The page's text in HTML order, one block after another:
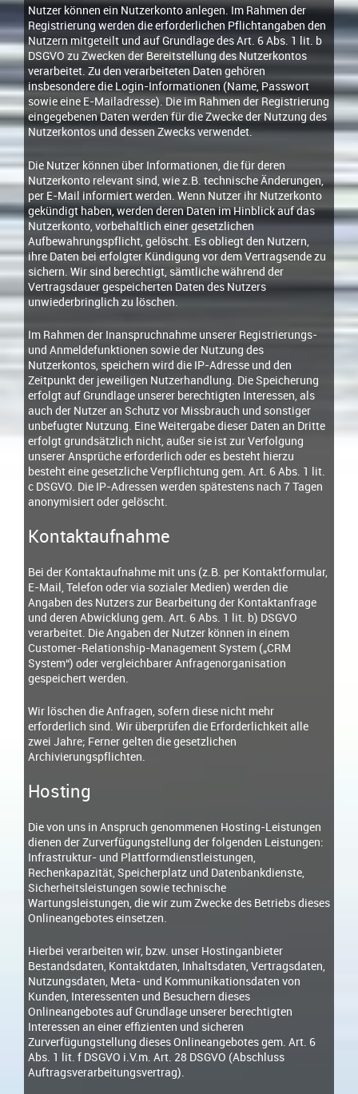
Nutzer können ein Nutzerkonto anlegen. Im Rahmen der
Registrierung werden die erforderlichen Pflichtangaben den
Nutzern mitgeteilt und auf Grundlage des Art. 6 Abs. 1 lit. b
DSGVO zu Zwecken der Bereitstellung des Nutzerkontos
verarbeitet. Zu den verarbeiteten Daten gehören
insbesondere die Login-Informationen (Name, Passwort
sowie eine E-Mailadresse). Die im Rahmen der Registrierung
eingegebenen Daten werden für die Zwecke der Nutzung des
Nutzerkontos und dessen Zwecks verwendet.
Die Nutzer können über Informationen, die für deren
Nutzerkonto relevant sind, wie z.B. technische Änderungen,
per E-Mail informiert werden. Wenn Nutzer ihr Nutzerkonto
gekündigt haben, werden deren Daten im Hinblick auf das
Nutzerkonto, vorbehaltlich einer gesetzlichen
Aufbewahrungspflicht, gelöscht. Es obliegt den Nutzern,
ihre Daten bei erfolgter Kündigung vor dem Vertragsende zu
sichern. Wir sind berechtigt, sämtliche während der
Vertragsdauer gespeicherten Daten des Nutzers
unwiederbringlich zu löschen.
Im Rahmen der Inanspruchnahme unserer Registrierungs-
und Anmeldefunktionen sowie der Nutzung des
Nutzerkontos, speichern wird die IP-Adresse und den
Zeitpunkt der jeweiligen Nutzerhandlung. Die Speicherung
erfolgt auf Grundlage unserer berechtigten Interessen, als
auch der Nutzer an Schutz vor Missbrauch und sonstiger
unbefugter Nutzung. Eine Weitergabe dieser Daten an Dritte
erfolgt grundsätzlich nicht, außer sie ist zur Verfolgung
unserer Ansprüche erforderlich oder es besteht hierzu
besteht eine gesetzliche Verpflichtung gem. Art. 6 Abs. 1 lit.
c DSGVO. Die IP-Adressen werden spätestens nach 7 Tagen
anonymisiert oder gelöscht.
Kontaktaufnahme
Bei der Kontaktaufnahme mit uns (z.B. per Kontaktformular,
E-Mail, Telefon oder via sozialer Medien) werden die
Angaben des Nutzers zur Bearbeitung der Kontaktanfrage
und deren Abwicklung gem. Art. 6 Abs. 1 lit. b) DSGVO
verarbeitet. Die Angaben der Nutzer können in einem
Customer-Relationship-Management System („CRM
System“) oder vergleichbarer Anfragenorganisation
gespeichert werden.
Wir löschen die Anfragen, sofern diese nicht mehr
erforderlich sind. Wir überprüfen die Erforderlichkeit alle
zwei Jahre; Ferner gelten die gesetzlichen
Archivierungspflichten.
Hosting
Die von uns in Anspruch genommenen Hosting-Leistungen
dienen der Zurverfügungstellung der folgenden Leistungen:
Infrastruktur- und Plattformdienstleistungen,
Rechenkapazität, Speicherplatz und Datenbankdienste,
Sicherheitsleistungen sowie technische
Wartungsleistungen, die wir zum Zwecke des Betriebs dieses
Onlineangebotes einsetzen.
Hierbei verarbeiten wir, bzw. unser Hostinganbieter
Bestandsdaten, Kontaktdaten, Inhaltsdaten, Vertragsdaten,
Nutzungsdaten, Meta- und Kommunikationsdaten von
Kunden, Interessenten und Besuchern dieses
Onlineangebotes auf Grundlage unserer berechtigten
Interessen an einer effizienten und sicheren
Zurverfügungstellung dieses Onlineangebotes gem. Art. 6
Abs. 1 lit. f DSGVO i.V.m. Art. 28 DSGVO (Abschluss
Auftragsverarbeitungsvertrag).